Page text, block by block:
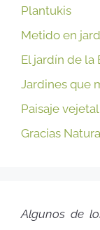
Plantukis
Metido en
El jardín de la
Jardines que
Paisaje vejetal
Gracias
Algunos de